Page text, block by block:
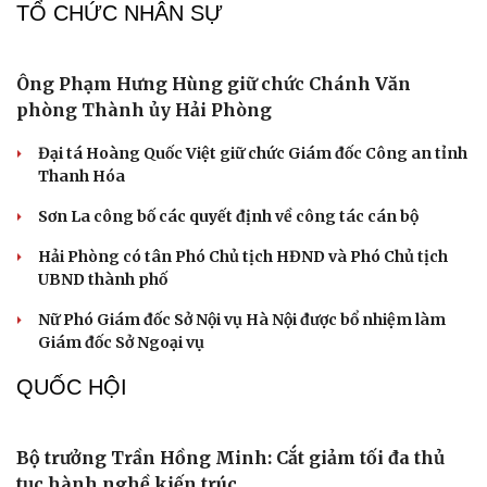
Giá thu cũ iPhone tăng, Apple muốn người dùng lên đời
ma” trong vũ trụ
PHÁP LUẬT
hơn 2 tỷ đồng
Cảnh sát kinh tế Hải Phòng: 70 năm bản lĩnh, trí tuệ và
4 đối tượng trộm chó dùng hung khí tấn công công an
Bắt kẻ dùng súng dọa bắn người rồi lẩn trốn qua nhiều
tỉnh
TỔ CHỨC NHÂN SỰ